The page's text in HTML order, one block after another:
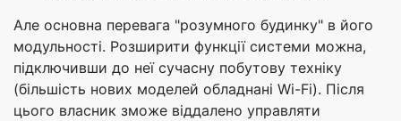
Але основна перевага "розумного будинку" в його
модульності. Розширити функції системи можна,
підключивши до неї сучасну побутову техніку
(більшість нових моделей обладнані Wi-Fi). Після
цього власник зможе віддалено управляти